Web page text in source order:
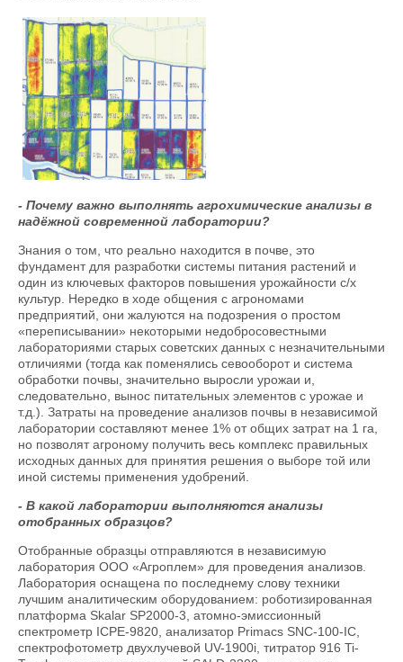
- Почему важно выполнять агрохимические анализы в
надёжной современной лаборатории?
Знания о том, что реально находится в почве, это
фундамент для разработки системы питания растений и
один из ключевых факторов повышения урожайности с/х
культур. Нередко в ходе общения с агрономами
предприятий, они жалуются на подозрения о простом
«переписывании» некоторыми недобросовестными
лабораториями старых советских данных с незначительными
отличиями (тогда как поменялись севооборот и система
обработки почвы, значительно выросли урожаи и,
следовательно, вынос питательных элементов с урожае и
т.д.). Затраты на проведение анализов почвы в независимой
лаборатории составляют менее 1% от общих затрат на 1 га,
но позволят агроному получить весь комплекс правильных
исходных данных для принятия решения о выборе той или
иной системы применения удобрений.
- В какой лаборатории выполняются анализы
отобранных образцов?
Отобранные образцы отправляются в независимую
лаборатория ООО «Агроплем» для проведения анализов.
Лаборатория оснащена по последнему слову техники
лучшим аналитическим оборудованием: роботизированная
платформа Skalar SP2000-3, атомно-эмиссионный
спектрометр ICPE-9820, анализатор Primacs SNC-100-IC,
спектрофотометр двухлучевой UV-1900i, титратор 916 Ti-